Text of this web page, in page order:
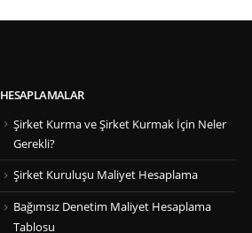
HESAPLAMALAR
Şirket Kurma ve Şirket Kurmak İçin Neler
Gerekli?
Şirket Kuruluşu Maliyet Hesaplama
Bağımsız Denetim Maliyet Hesaplama
Tablosu